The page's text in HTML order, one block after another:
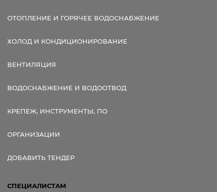
ОТОПЛЕНИЕ И ГОРЯЧЕЕ ВОДОСНАБЖЕНИЕ
ХОЛОД И КОНДИЦИОНИРОВАНИЕ
ВЕНТИЛЯЦИЯ
ВОДОСНАБЖЕНИЕ И ВОДООТВОД
КРЕПЕЖ, ИНСТРУМЕНТЫ, ПО
ОРГАНИЗАЦИИ
ДОБАВИТЬ ТЕНДЕР
СПЕЦИАЛИСТАМ